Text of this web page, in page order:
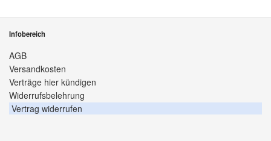
Infobereich
AGB
Versandkosten
Verträge hier kündigen
Widerrufsbelehrung
Vertrag widerrufen